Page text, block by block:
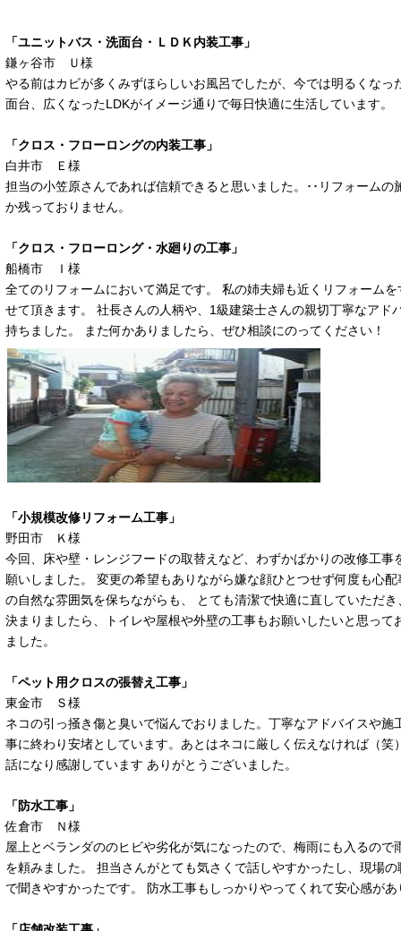
「ユニットバス・洗面台・ＬＤＫ内装工事」
鎌ヶ谷市 Ｕ様
やる前はカビが多くみずほらしいお風呂でしたが、今では明るくなっ
面台、広くなったLDKがイメージ通りで毎日快適に生活しています。
「クロス・フローロングの内装工事」
白井市 Ｅ様
担当の小笠原さんであれば信頼できると思いました。･･リフォームの
か残っておりません。
「クロス・フローロング・水廻りの工事」
船橋市 Ｉ様
全てのリフォームにおいて満足です。 私の姉夫婦も近くリフォーム
せて頂きます。 社長さんの人柄や、1級建築士さんの親切丁寧なアド
持ちました。 また何かありましたら、ぜひ相談にのってください！
「小規模改修リフォーム工事」
野田市 Ｋ様
今回、床や壁・レンジフードの取替えなど、わずかばかりの改修工事
願いしました。 変更の希望もありながら嫌な顔ひとつせず何度も心
の自然な雰囲気を保ちながらも、 とても清潔で快適に直していただ
決まりましたら、トイレや屋根や外壁の工事もお願いしたいと思って
ました。
「ペット用クロスの張替え工事」
東金市 Ｓ様
ネコの引っ掻き傷と臭いで悩んでおりました。丁寧なアドバイスや施
事に終わり安堵としています。あとはネコに厳しく伝えなければ（笑
話になり感謝しています ありがとうございました。
「防水工事」
佐倉市 Ｎ様
屋上とベランダののヒビや劣化が気になったので、梅雨にも入るので
を頼みました。 担当さんがとても気さくで話しやすかったし、現場
で聞きやすかったです。 防水工事もしっかりやってくれて安心感が